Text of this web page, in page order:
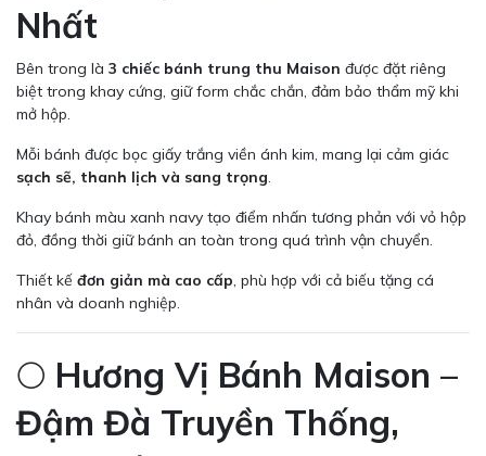
Nhất
Bên trong là 3 chiếc bánh trung thu Maison được đặt riêng
biệt trong khay cứng, giữ form chắc chắn, đảm bảo thẩm mỹ khi
mở hộp.
Mỗi bánh được bọc giấy trắng viền ánh kim, mang lại cảm giác
sạch sẽ, thanh lịch và sang trọng.
Khay bánh màu xanh navy tạo điểm nhấn tương phản với vỏ hộp
đỏ, đồng thời giữ bánh an toàn trong quá trình vận chuyển.
Thiết kế đơn giản mà cao cấp, phù hợp với cả biếu tặng cá
nhân và doanh nghiệp.
🌕 Hương Vị Bánh Maison –
Đậm Đà Truyền Thống,